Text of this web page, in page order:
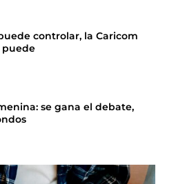
controlar, la Caricom
puede
se gana el debate,